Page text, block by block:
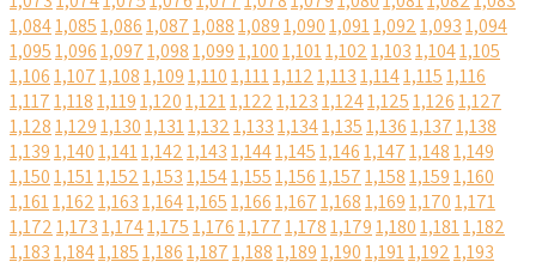
1,0841,0851,0861,0871,0881,0891,0901,0911,0921,0931,094
1,0951,0961,0971,0981,0991,1001,1011,1021,1031,1041,105
1,1061,1071,1081,1091,1101,1111,1121,1131,1141,1151,116
1,1171,1181,1191,1201,1211,1221,1231,1241,1251,1261,127
1,1281,1291,1301,1311,1321,1331,1341,1351,1361,1371,138
1,1391,1401,1411,1421,1431,1441,1451,1461,1471,1481,149
1,1501,1511,1521,1531,1541,1551,1561,1571,1581,1591,160
1,1611,1621,1631,1641,1651,1661,1671,1681,1691,1701,171
1,1721,1731,1741,1751,1761,1771,1781,1791,1801,1811,182
1,1831,1841,1851,1861,1871,1881,1891,1901,1911,1921,193